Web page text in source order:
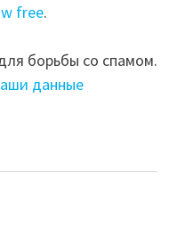
free.
борьбы со спамом.
данные